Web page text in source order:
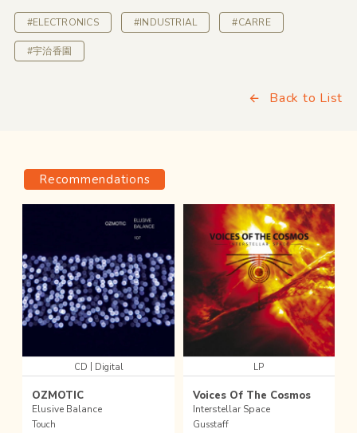
#ELECTRONICS #INDUSTRIAL #CARRE
#宇治香園
Back to List
Recommendations
CD | Digital
OZMOTIC
Elusive Balance
Touch
LP
Voices Of The Cosmos
Interstellar Space
Gusstaff